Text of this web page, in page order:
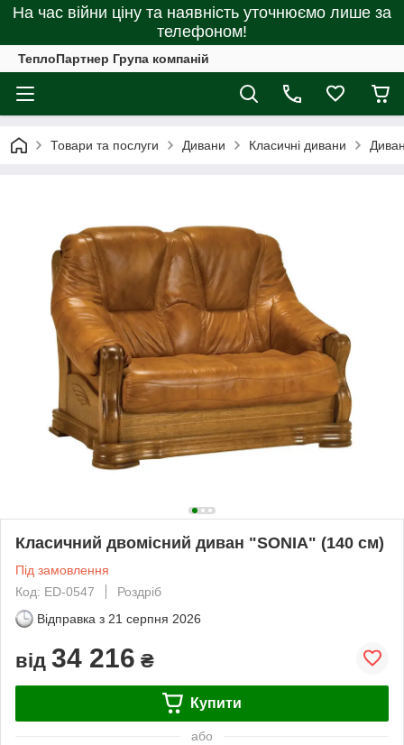
На час війни ціну та наявність уточнюємо лише за
телефоном!
ТеплоПартнер Група компаній
Товари та послуги Дивани Класичні дивани
Класичний двомісний диван "SONIA" (140 см)
Під замовлення
Код: ED-0547
Роздріб
Відправка з 21 серпня 2026
від 34 216 ₴
Купити
або